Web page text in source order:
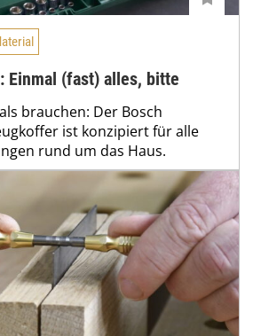
Einmal (fast) alles, bitte
brauchen: Der Bosch
ist konzipiert für alle
rund um das Haus.